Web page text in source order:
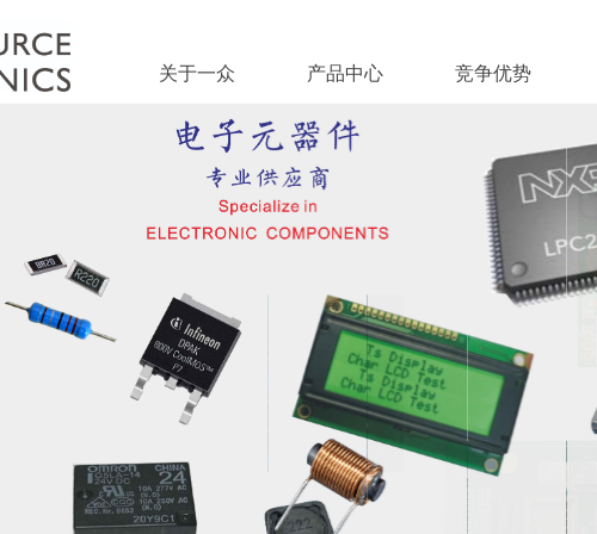
关于一众
关于一众
产品中心
产品中心
竞争优势